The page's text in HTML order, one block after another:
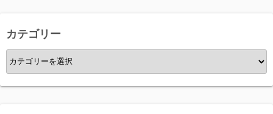
カテゴリー
カ
テ
ゴ